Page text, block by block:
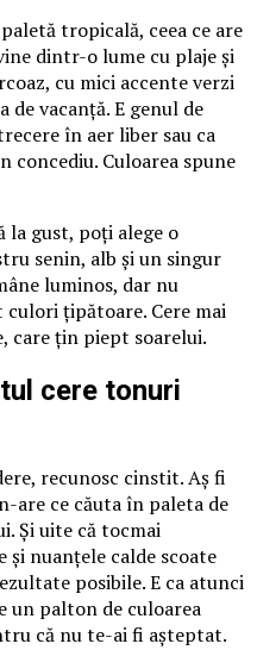
tropicală, ceea ce are
dintr-o lume cu plaje și
cu mici accente verzi
vacanță. E genul de
în aer liber sau ca
concediu. Culoarea spune
la gust, poți alege o
senin, alb și un singur
luminos, dar nu
țipătoare. Cere mai
care țin piept soarelui.
cere tonuri
recunosc cinstit. Aș fi
are ce căuta în paleta de
Și uite că tocmai
nuanțele calde scoate
posibile. E ca atunci
un palton de culoarea
că nu te-ai fi așteptat.